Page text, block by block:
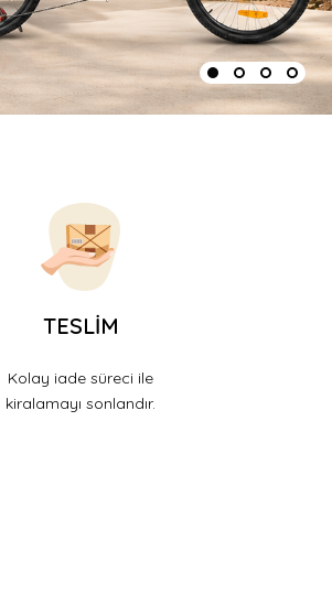
TESLİM
Kolay iade süreci ile
kiralamayı sonlandır.